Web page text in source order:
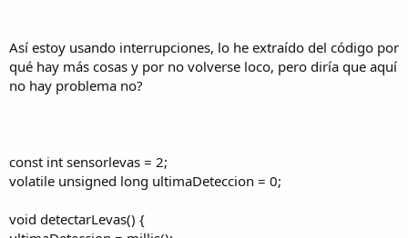
Así estoy usando interrupciones, lo he extraído del código por
qué hay más cosas y por no volverse loco, pero diría que aquí
no hay problema no?
const int sensorlevas = 2;
volatile unsigned long ultimaDeteccion = 0;
void detectarLevas() {